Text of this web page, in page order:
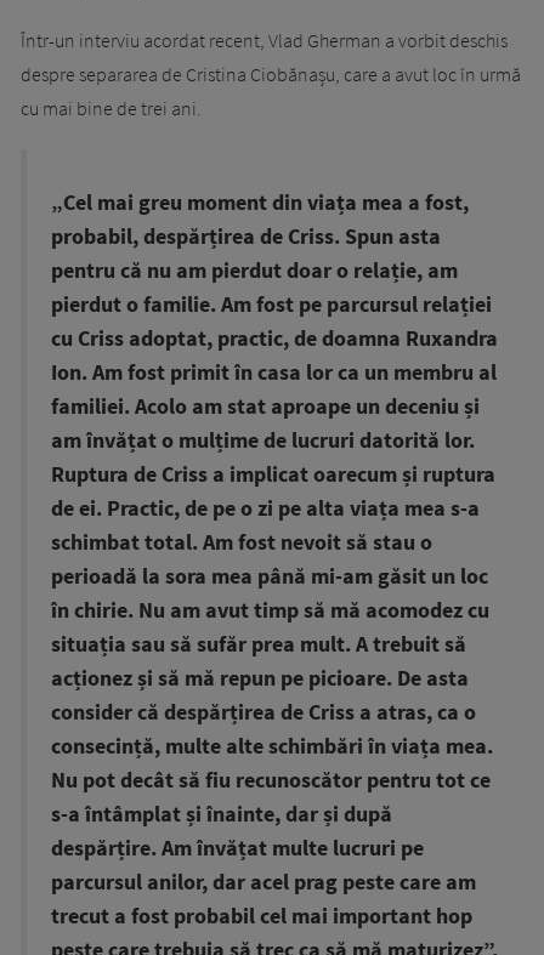
Într-un interviu acordat recent, Vlad Gherman a vorbit deschis
despre separarea de Cristina Ciobănașu, care a avut loc în urmă
cu mai bine de trei ani.
„Cel mai greu moment din viața mea a fost,
probabil, despărțirea de Criss. Spun asta
pentru că nu am pierdut doar o relație, am
pierdut o familie. Am fost pe parcursul relației
cu Criss adoptat, practic, de doamna Ruxandra
Ion. Am fost primit în casa lor ca un membru al
familiei. Acolo am stat aproape un deceniu și
am învățat o mulțime de lucruri datorită lor.
Ruptura de Criss a implicat oarecum și ruptura
de ei. Practic, de pe o zi pe alta viața mea s-a
schimbat total. Am fost nevoit să stau o
perioadă la sora mea până mi-am găsit un loc
în chirie. Nu am avut timp să mă acomodez cu
situația sau să sufăr prea mult. A trebuit să
acționez și să mă repun pe picioare. De asta
consider că despărțirea de Criss a atras, ca o
consecință, multe alte schimbări în viața mea.
Nu pot decât să fiu recunoscător pentru tot ce
s-a întâmplat și înainte, dar și după
despărțire. Am învățat multe lucruri pe
parcursul anilor, dar acel prag peste care am
trecut a fost probabil cel mai important hop